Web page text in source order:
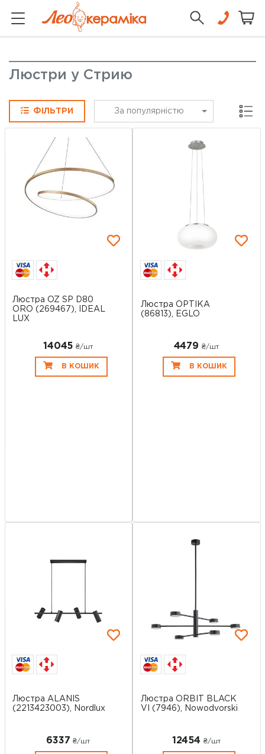
Люстри у Стрию
ФІЛЬТРИ За популярністю Сітка
Люстра OZ SP D80
ORO (269467), IDEAL
LUX
14045 ₴/шт
В КОШИК
Люстра OPTIKA
(86813), EGLO
4479 ₴/шт
В КОШИК
Люстра ALANIS
(2213423003), Nordlux
6337 ₴/шт
Люстра ORBIT BLACK
VI (7946), Nowodvorski
12454 ₴/шт